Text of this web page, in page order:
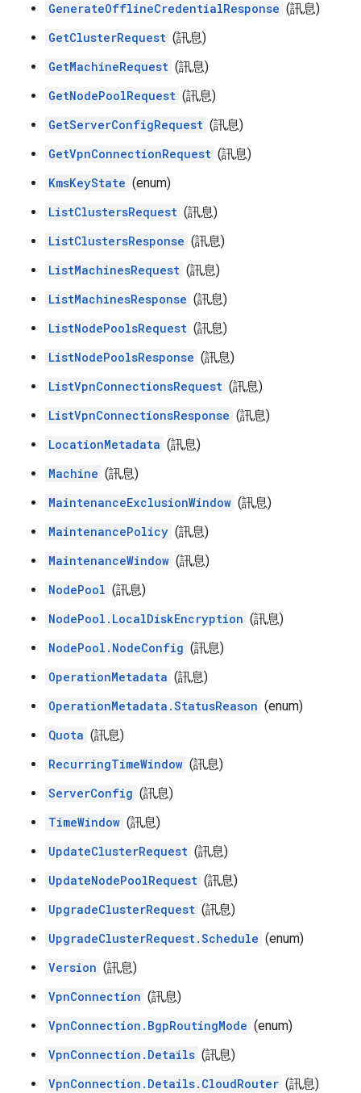
GenerateOfflineCredentialResponse (訊息)
GetClusterRequest (訊息)
GetMachineRequest (訊息)
GetNodePoolRequest (訊息)
GetServerConfigRequest (訊息)
GetVpnConnectionRequest (訊息)
KmsKeyState (enum)
ListClustersRequest (訊息)
ListClustersResponse (訊息)
ListMachinesRequest (訊息)
ListMachinesResponse (訊息)
ListNodePoolsRequest (訊息)
ListNodePoolsResponse (訊息)
ListVpnConnectionsRequest (訊息)
ListVpnConnectionsResponse (訊息)
LocationMetadata (訊息)
Machine (訊息)
MaintenanceExclusionWindow (訊息)
MaintenancePolicy (訊息)
MaintenanceWindow (訊息)
NodePool (訊息)
NodePool.LocalDiskEncryption (訊息)
NodePool.NodeConfig (訊息)
OperationMetadata (訊息)
OperationMetadata.StatusReason (enum)
Quota (訊息)
RecurringTimeWindow (訊息)
ServerConfig (訊息)
TimeWindow (訊息)
UpdateClusterRequest (訊息)
UpdateNodePoolRequest (訊息)
UpgradeClusterRequest (訊息)
UpgradeClusterRequest.Schedule (enum)
Version (訊息)
VpnConnection (訊息)
VpnConnection.BgpRoutingMode (enum)
VpnConnection.Details (訊息)
VpnConnection.Details.CloudRouter (訊息)